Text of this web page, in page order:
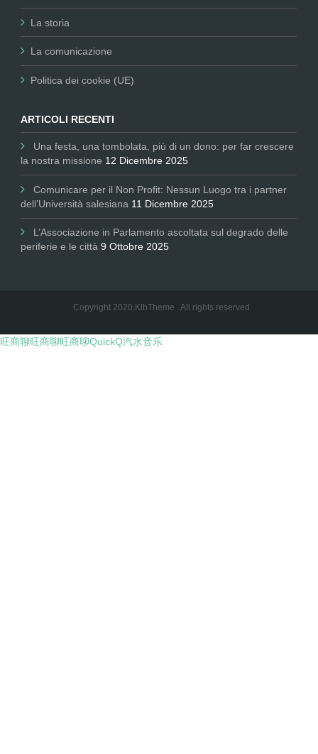
La storia
La comunicazione
Politica dei cookie (UE)
ARTICOLI RECENTI
Una festa, una tombolata, più di un dono: per far crescere
la nostra missione 12 Dicembre 2025
Comunicare per il Non Profit: Nessun Luogo tra i partner
dell’Università salesiana 11 Dicembre 2025
L’Associazione in Parlamento ascoltata sul degrado delle
periferie e le città 9 Ottobre 2025
Copyright 2020.KlbTheme . All rights reserved
旺商聊旺商聊旺商聊QuickQ汽水音乐